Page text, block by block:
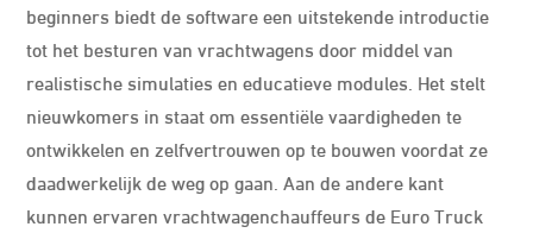
beginners biedt de software een uitstekende introductie
tot het besturen van vrachtwagens door middel van
realistische simulaties en educatieve modules. Het stelt
nieuwkomers in staat om essentiële vaardigheden te
ontwikkelen en zelfvertrouwen op te bouwen voordat ze
daadwerkelijk de weg op gaan. Aan de andere kant
kunnen ervaren vrachtwagenchauffeurs de Euro Truck